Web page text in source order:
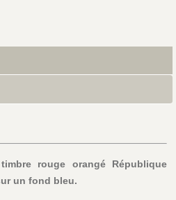
rouge orangé République
un fond bleu.